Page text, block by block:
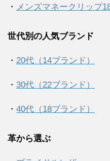
・ メンズマネークリップ
世代別の人気ブランド
・ 20代（14ブランド）
・ 30代（22ブランド）
・ 40代（18ブランド）
革から選ぶ